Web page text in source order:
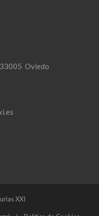
Oviedo
XXI